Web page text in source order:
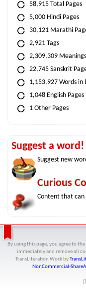
58,915 Total Pages
5,000 Hindi Pages
30,121 Marathi
2,921 Tags
2,309,309
22,745 Sanskrit
1,153,927 Words in
1,048 English Pages
1 Other Pages
Suggest a word!
Suggest new
Curious
Content that can
By using this page, you agree to the
immediately and remove all
TransLiteration Workby
NonCommercial-